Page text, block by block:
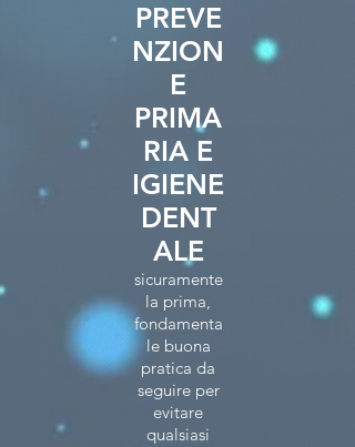
PREVE
NZION
E
PRIMA
RIA E
IGIENE
DENT
ALE
sicuramente
la prima,
fondamenta
le buona
pratica da
seguire per
evitare
qualsiasi